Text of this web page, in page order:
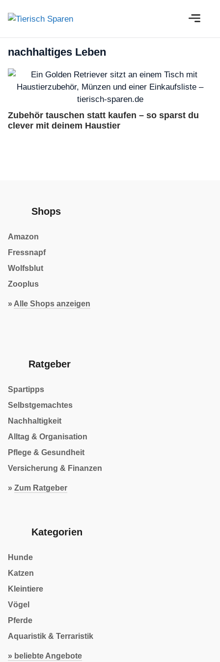
Inhalt
nachhaltiges Leben
Zubehör tauschen statt kaufen – so sparst du
clever mit deinem Haustier
Shops
Amazon
Fressnapf
Wolfsblut
Zooplus
» Alle Shops anzeigen
Ratgeber
Spartipps
Selbstgemachtes
Nachhaltigkeit
Alltag & Organisation
Pflege & Gesundheit
Versicherung & Finanzen
» Zum Ratgeber
Kategorien
Hunde
Katzen
Kleintiere
Vögel
Pferde
Aquaristik & Terraristik
» beliebte Angebote